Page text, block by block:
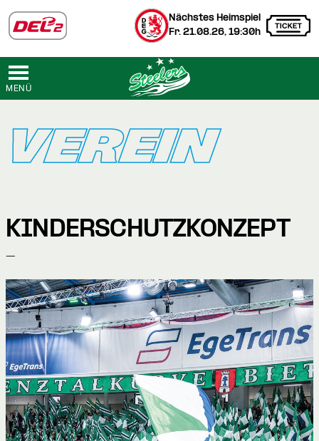
Nächstes Heimspiel
Fr. 21.08.26, 19:30h
MENÜ
VEREIN
KINDERSCHUTZKONZEPT
-